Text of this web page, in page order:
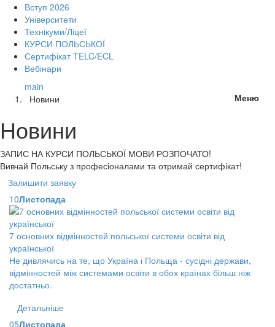
Вступ 2026
Університети
Технікуми/Ліцеї
КУРСИ ПОЛЬСЬКОЇ
Сертифікат TELC/ECL
Вебінари
Меню
main
Новини
Новини
ЗАПИС НА КУРСИ ПОЛЬСЬКОЇ МОВИ РОЗПОЧАТО!
Вивчай Польську з професіоналами та отримай сертифікат!
Залишити заявку
10Листопада
7 основних відмінностей польської системи освіти від
української
Не дивлячись на те, що Україна і Польща - сусідні держави,
відмінностей між системами освіти в обох країнах більш ніж
достатньо.
Детальніше
05Листопада